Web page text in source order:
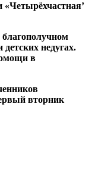
благополучном
недугах.
в
вторник